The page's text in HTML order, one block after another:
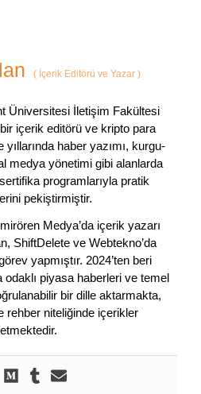
( İçerik Editörü ve Yazar )
Üniversitesi İletişim Fakültesi
içerik editörü ve kripto para
haber yazımı, kurgu-
medya yönetimi gibi alanlarda
programlarıyla pratik
pekiştirmiştir.
Medya’da içerik yazarı
ShiftDelete ve Webtekno’da
yapmıştır. 2024’ten beri
odaklı piyasa haberleri ve temel
bir dille aktarmakta,
rehber niteliğinde içerikler